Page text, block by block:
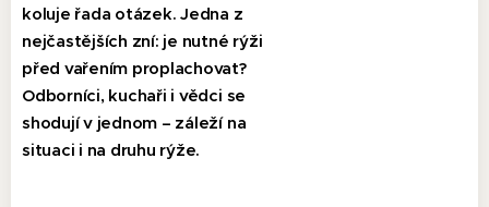
koluje řada otázek. Jedna z
nejčastějších zní: je nutné rýži
před vařením proplachovat?
Odborníci, kuchaři i vědci se
shodují v jednom – záleží na
situaci i na druhu rýže.